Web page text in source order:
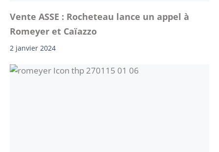
Vente ASSE : Rocheteau lance un appel à
Romeyer et Caïazzo
2 janvier 2024